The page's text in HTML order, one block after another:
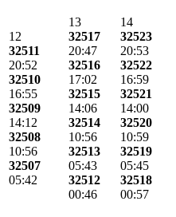
12
32511
20:52
32510
16:55
32509
14:12
32508
10:56
32507
05:42
13
32517
20:47
32516
17:02
32515
14:06
32514
10:56
32513
05:43
32512
00:46
14
32523
20:53
32522
16:59
32521
14:00
32520
10:59
32519
05:45
32518
00:57